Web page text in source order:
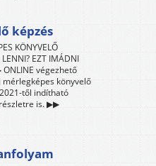
képzés
KÖNYVELŐ
LENNI? EZT IMÁDNI
ONLINE végezhető
mérlegképes könyvelő
2021-től indítható
részletre is. ▶▶